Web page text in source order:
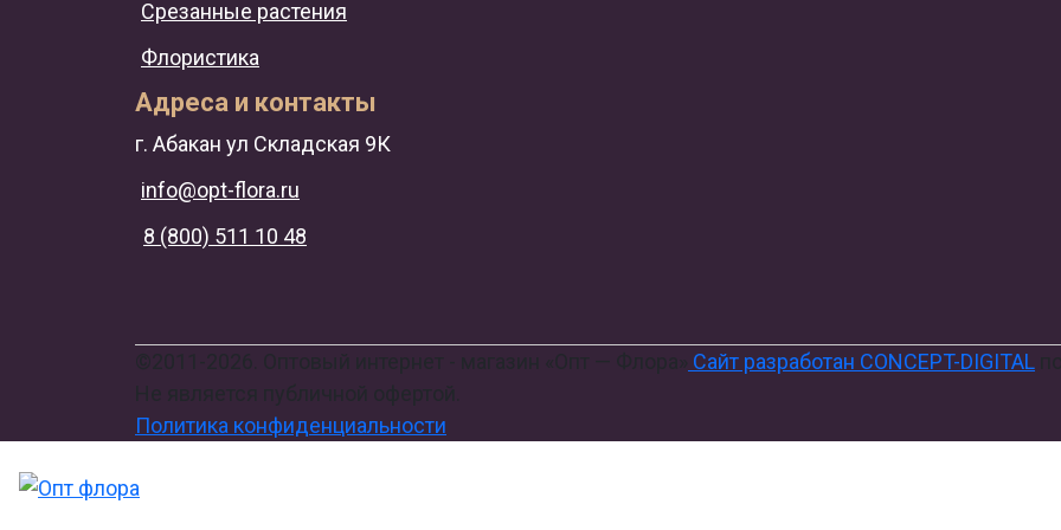
Срезанные растения
Флористика
Адреса и контакты
г. Абакан ул Складская 9К
info@opt-flora.ru
8 (800) 511 10 48
Сайт разработан CONCEPT-DIGITAL
Политика конфиденциальности